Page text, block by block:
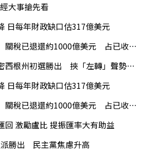
大事搶先看
日每年財政缺口估317億美元
稅已退還約1000億美元 占已收稅6成
州初選勝出 挾「左轉」聲勢挑戰建制派
日每年財政缺口估317億美元
稅已退還約1000億美元 占已收稅6成
回 激勵盧比 提振匯率大有助益
勝出 民主黨焦慮升高